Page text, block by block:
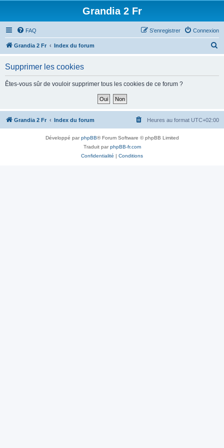
Grandia 2 Fr
FAQ Connexion
S’enregistrer
Grandia 2 Fr Index du forum
h
Supprimer les cookies
Êtes-vous sûr de vouloir supprimer tous les cookies de ce forum ?
Grandia 2 Fr Index du forum Heures au format UTC+02:00
Développé parphpBB® Forum Software © phpBB Limited
Traduit parphpBB-fr.com
Confidentialité | Conditions